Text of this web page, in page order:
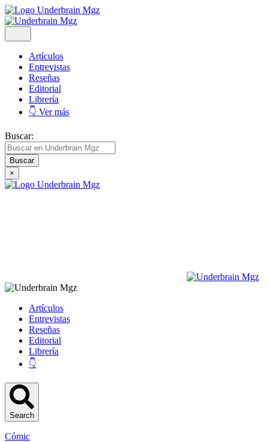
Artículos
Entrevistas
Reseñas
Editorial
Librería
👇 Ver más
Buscar:
×
Artículos
Entrevistas
Reseñas
Editorial
Librería
👇
Search
Cómic